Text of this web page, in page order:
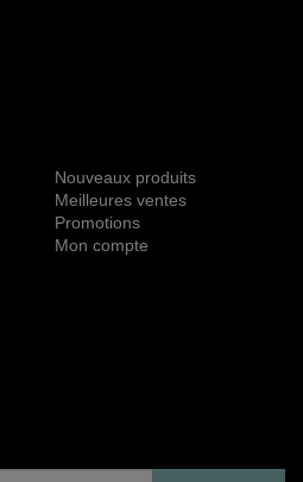
Nouveaux produits
Meilleures ventes
Promotions
Mon compte